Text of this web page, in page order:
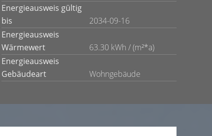
Energieausweis gültig
bis
2034-09-16
Energieausweis
Wärmewert
63.30 kWh / (m²*a)
Energieausweis
Gebäudeart
Wohngebäude